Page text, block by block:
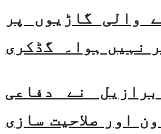
والی گاڑیوں پر
نہیں ہوا۔ گڈکری
نے دفاعی
اور صلاحیت سازی